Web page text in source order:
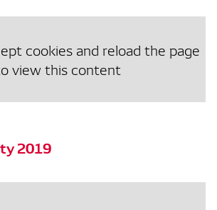
cookies and reload the page
view this content
2019